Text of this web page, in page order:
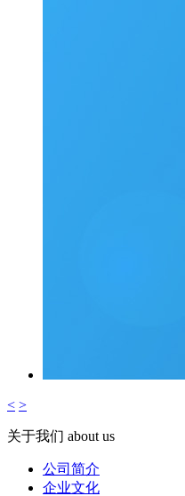
< >
关于我们 about us
公司简介
企业文化